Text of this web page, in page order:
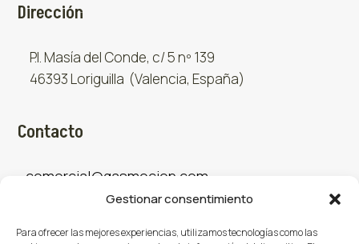
Gestionar consentimiento
Para ofrecer las mejores experiencias, utilizamos tecnologías como las
Dirección
P.I. Masía del Conde, c/ 5 nº 139
46393 Loriguilla (Valencia, España)
Contacto
comercial@gasmocion.com